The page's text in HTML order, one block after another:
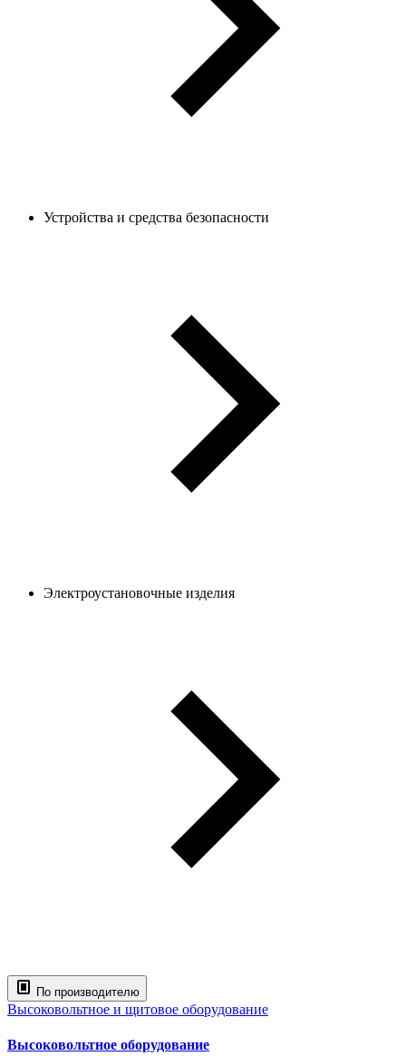
Устройства и средства безопасности
Электроустановочные изделия
По производителю
Высоковольтное и щитовое оборудование
Высоковольтное оборудование